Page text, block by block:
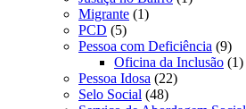
Migrante (1)
PCD (5)
Pessoa com Deficiência (9)
Oficina da Inclusão (1)
Pessoa Idosa (22)
Selo Social (48)